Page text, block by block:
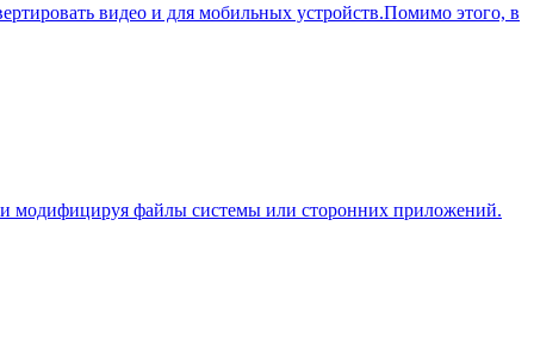
видео и для мобильных устройств.Помимо этого, в
модифицируя файлы системы или сторонних приложений.